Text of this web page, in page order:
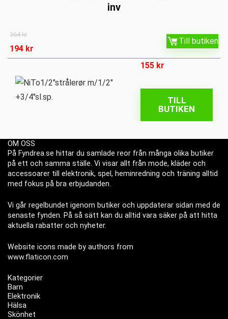
inv
364kr
194 kr
Till butiken
155 kr
TILL
BUTIKEN
OM OSS
På Fyndrea.se hittar du samlade reor från många olika butiker
på ett och samma ställe. Vi visar allt från mode, kläder och
accessoarer till elektronik, spel, heminredning och träning alltid
med fokus på bra erbjudanden.
Vi går regelbundet igenom butiker och uppdaterar sidan med de
senaste fynden. På så sätt kan du alltid vara säker på att hitta
aktuella rabatter och nyheter.
Website icons made by authors from
www.flaticon.com
Kategorier
Barn
Elektronik
Hälsa
Skönhet